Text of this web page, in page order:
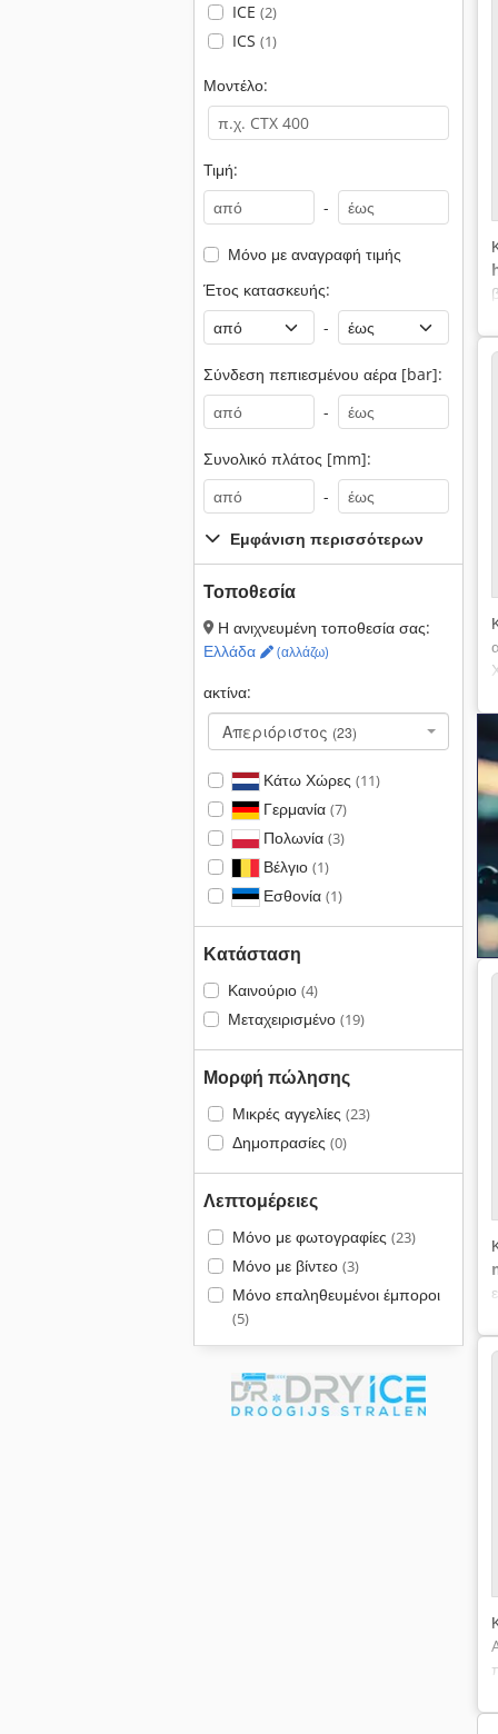
ICE (2)
ICS (1)
Μοντέλο:
Τιμή:
-
Μόνο με αναγραφή τιμής
Έτος κατασκευής:
-
Σύνδεση πεπιεσμένου αέρα [bar]:
-
Συνολικό πλάτος [mm]:
-
Εμφάνιση περισσότερων
Τοποθεσία
Η ανιχνευμένη τοποθεσία σας:
Ελλάδα
(αλλάζω)
ακτίνα:
Απεριόριστος (23)
Κάτω Χώρες (11)
Γερμανία (7)
Πολωνία (3)
Βέλγιο (1)
Εσθονία (1)
Κατάσταση
Καινούριο (4)
Μεταχειρισμένο (19)
Μορφή πώλησης
Μικρές αγγελίες (23)
Δημοπρασίες (0)
Λεπτομέρειες
Μόνο με φωτογραφίες (23)
Μόνο με βίντεο (3)
Μόνο επαληθευμένοι έμποροι
(5)